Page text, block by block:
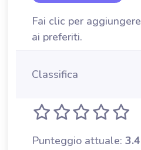
Fai clic per aggiungere
ai preferiti.
Classifica
Punteggio attuale: 3.4